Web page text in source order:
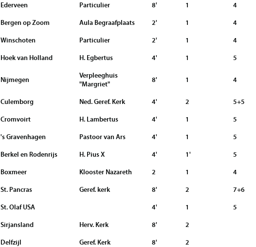
Ederveen Particulier 8' 1
4
Bergen op Zoom Aula Begraafplaats 2' 1
4
Winschoten Particulier 2' 1
4
Hoek van Holland H. Egbertus 4' 1 5
Nijmegen
Verpleeghuis
"Margriet"
8' 1 4
Culemborg Ned. Geref. Kerk 4' 2 5+5
Cromvoirt H. Lambertus 4' 1
5
's Gravenhagen Pastoor van Ars 4' 1
5
Berkel en Rodenrijs H. Pius X 4' 1' 5
Boxmeer Klooster Nazareth 2 1
4
St. Pancras Geref. kerk 8' 2 7+6
St. Olaf USA 4' 1 5
Sirjansland Herv. Kerk 8'
2
Delfzijl Geref. Kerk 8'
2